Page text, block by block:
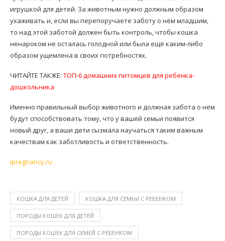
игрушкой для детей. За животным нужно должным образом
ухаживать и, если вы перепоручаете заботу о нём младшим,
то над этой заботой должен быть контроль, чтобы кошка
ненароком не осталась голодной или была ещё каким-либо
образом ущемлена в своих потребностях.
ЧИТАЙТЕ ТАКЖЕ: ТОП-6 домашних питомцев для ребенка-
дошкольника
Именно правильный выбор животного и должная забота о нём
будут способствовать тому, что у вашей семьи появится
новый друг, а ваши дети сызмала научаться таким важным
качествам как заботливость и ответственность.
ipregnancy.ru
КОШКА ДЛЯ ДЕТЕЙ КОШКА ДЛЯ СЕМЬИ С РЕБЕНКОМ
ПОРОДЫ КОШЕК ДЛЯ ДЕТЕЙ
ПОРОДЫ КОШЕК ДЛЯ СЕМЕЙ С РЕБЕНКОМ